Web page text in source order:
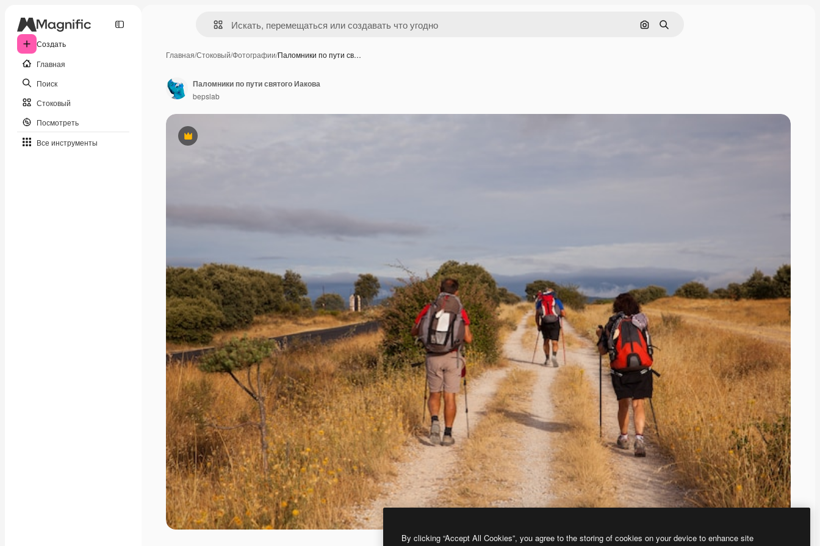
Создать
Главная
Поиск
Стоковый
Посмотреть
Все инструменты
Поиск по изображению
Поиск
Главная/Стоковый/Фотографии/Паломники по пути св…
Премиум
Паломники по пути святого Иакова
bepslab
By clicking “Accept All Cookies”, you agree to the storing of cookies on your device to enhance site